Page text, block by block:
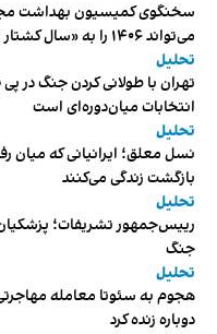
سخنگوی کمیسیون بهداشت
می‌تواند ۱۴۰۶ را به «سال کشتار بیماران» تبدیل کند
تحلیل
تهران با طولانی کردن جنگ در
انتخابات میان‌دوره‌ای است
تحلیل
نسل معلق؛ ایرانیانی که میان
بازگشت زندگی می‌کنند
تحلیل
رییس‌جمهور تشریفات؛
جنگ
تحلیل
هجوم به سئوتا معامله مهاجرتی
دوباره زنده کرد